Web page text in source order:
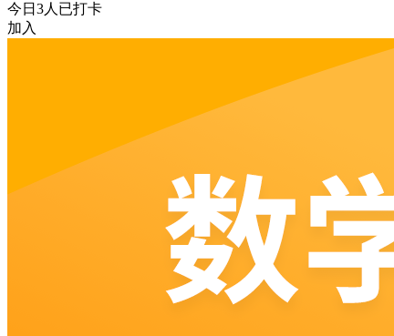
今日 3人已打卡
加入